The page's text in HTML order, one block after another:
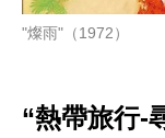
"燦雨"（1972）
“熱帶旅行-